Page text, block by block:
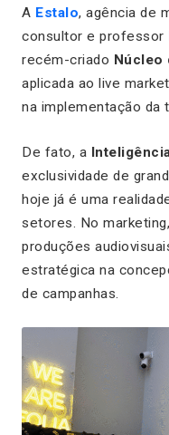
A Estalo, agência de
consultor e professor
recém-criado Núcleo
aplicada ao live
na implementação da
De fato, a
exclusividade de
hoje já é uma
setores. No
produções
estratégica na
de campanhas.